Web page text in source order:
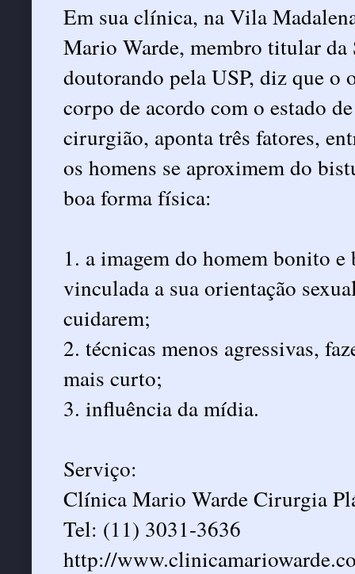
Em sua clínica, na Vila
Mario Warde, membro titular da
doutorando pela USP, diz que o
corpo de acordo com o estado
cirurgião, aponta três fatores,
os homens se aproximem do
boa forma física:
1. a imagem do homem bonito
vinculada a sua orientação
cuidarem;
2. técnicas menos agressivas,
mais curto;
3. influência da mídia.
Serviço:
Clínica Mario Warde Cirurgia
Tel: (11) 3031-3636
http://